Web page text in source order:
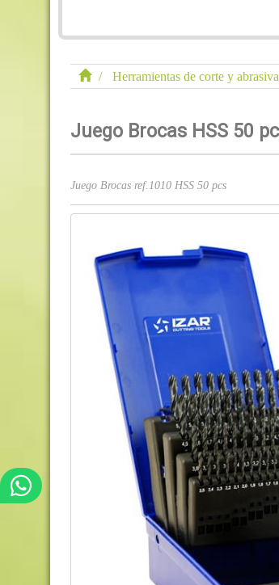
Herramientas de corte y
Juego Brocas HSS 50
Juego Brocas ref.1010 HSS 50 pcs